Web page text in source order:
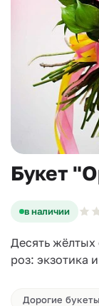
Букет
в наличии
Десять
роз: экзотика
Дорогие букеты